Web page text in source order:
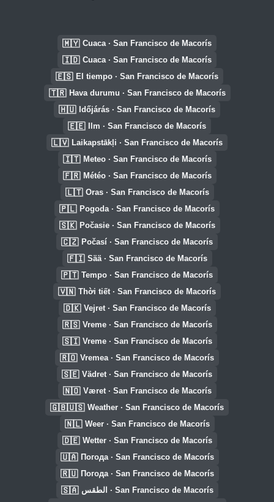
🇲🇾 Cuaca · San Francisco de Macorís
🇮🇩 Cuaca · San Francisco de Macorís
🇪🇸 El tiempo · San Francisco de Macorís
🇹🇷 Hava durumu · San Francisco de Macorís
🇭🇺 Időjárás · San Francisco de Macorís
🇪🇪 Ilm · San Francisco de Macorís
🇱🇻 Laikapstākļi · San Francisco de Macorís
🇮🇹 Meteo · San Francisco de Macorís
🇫🇷 Météo · San Francisco de Macorís
🇱🇹 Oras · San Francisco de Macorís
🇵🇱 Pogoda · San Francisco de Macorís
🇸🇰 Počasie · San Francisco de Macorís
🇨🇿 Počasí · San Francisco de Macorís
🇫🇮 Sää · San Francisco de Macorís
🇵🇹 Tempo · San Francisco de Macorís
🇻🇳 Thời tiết · San Francisco de Macorís
🇩🇰 Vejret · San Francisco de Macorís
🇷🇸 Vreme · San Francisco de Macorís
🇸🇮 Vreme · San Francisco de Macorís
🇷🇴 Vremea · San Francisco de Macorís
🇸🇪 Vädret · San Francisco de Macorís
🇳🇴 Været · San Francisco de Macorís
🇬🇧🇺🇸 Weather · San Francisco de Macorís
🇳🇱 Weer · San Francisco de Macorís
🇩🇪 Wetter · San Francisco de Macorís
🇺🇦 Погода · San Francisco de Macorís
🇷🇺 Погода · San Francisco de Macorís
🇸🇦 الطقس · San Francisco de Macorís